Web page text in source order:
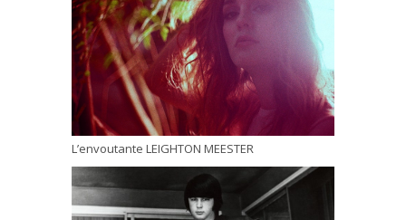
L’envoutante LEIGHTON MEESTER